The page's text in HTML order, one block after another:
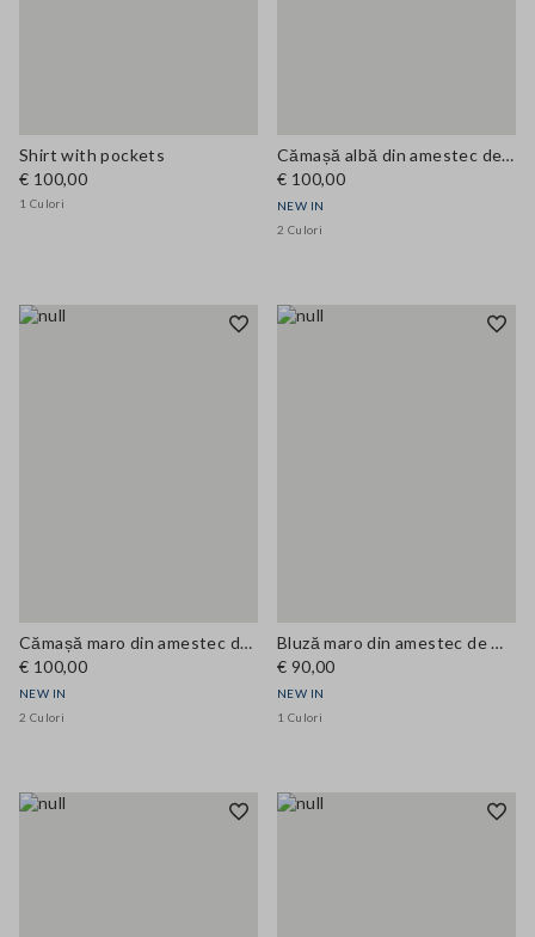
Shirt with pockets
€ 100,00
1 Culori
Cămașă albă din amestec de vâscoză cu guler cu fundă, croi regular
€ 100,00
NEW IN
2 Culori
Cămașă maro din amestec de vâscoză cu guler cu fundă, croi regular
€ 100,00
NEW IN
2 Culori
Bluză maro din amestec de modal cu guler tip tunică, croi regular
€ 90,00
NEW IN
1 Culori